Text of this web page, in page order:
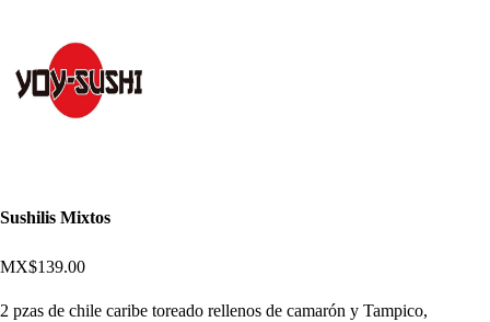
Sushilis Mixtos
MX$139.00
2 pzas de chile caribe toreado rellenos de camarón y Tampico,